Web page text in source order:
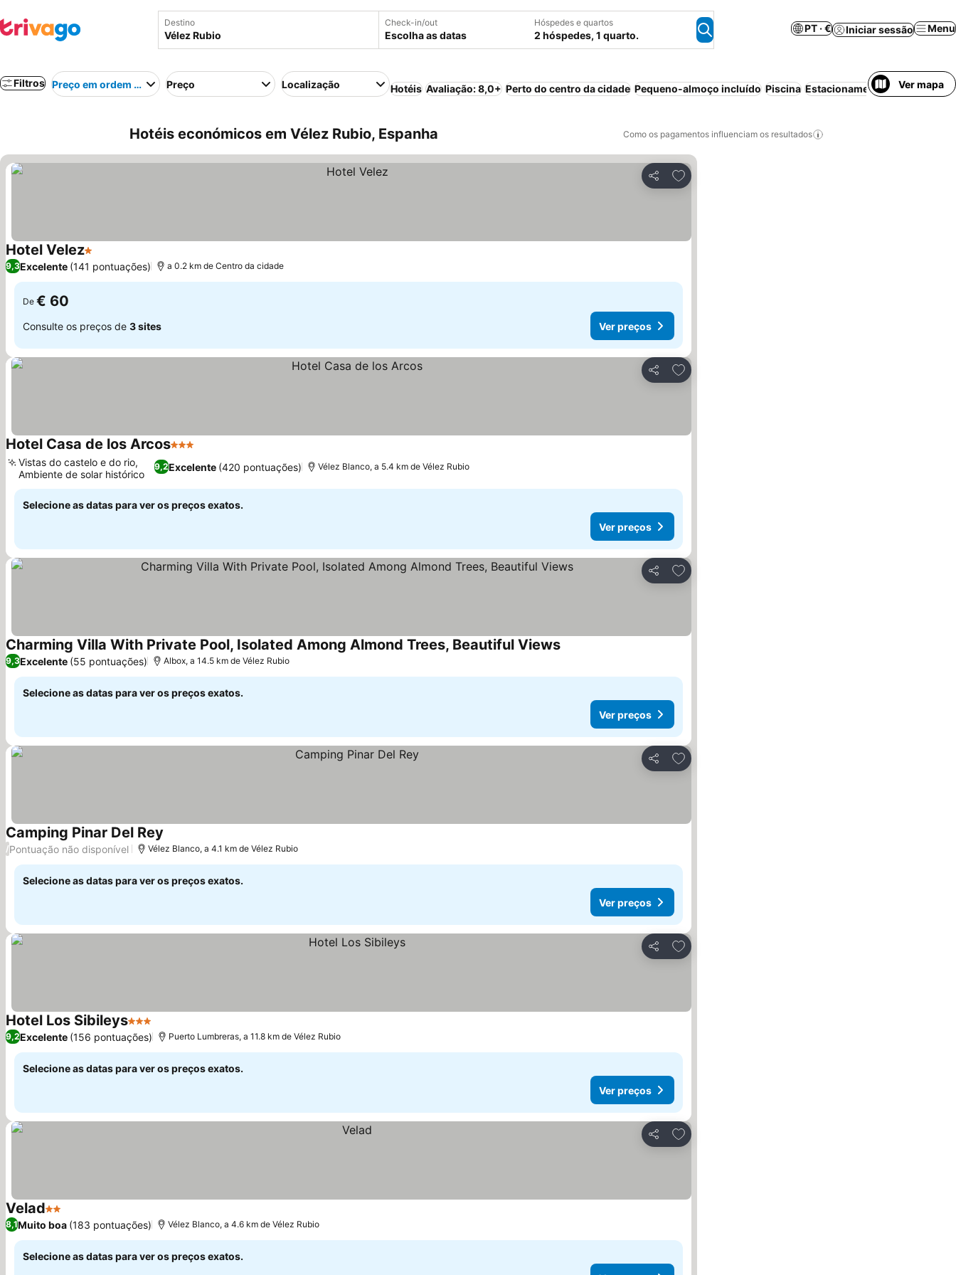
Destino Check-in/out
Escolha as datas
Hóspedes e quartos
2 hóspedes, 1 quarto.
PT · € Iniciar sessão Menu
Filtros Preço em ordem crescentePreço Localização Hotéis Avaliação: 8,0+ Perto do centro da cidade Pequeno-almoço incluído Piscina Estacionamento Aparthotel
Ver mapa
Hotéis económicos em Vélez Rubio, Espanha Como os pagamentos influenciam os resultados
Partilhar
Adicionar aos favoritos
Hotel Velez1 Estrelas
9,3Excelente (141 pontuações) a 0.2 km de Centro da cidade
De € 60
Consulte os preços de 3 sites Ver preços
Partilhar
Adicionar aos favoritos
Hotel Casa de los Arcos3 Estrelas
9,2Excelente (420 pontuações)
Vistas do castelo e do rio,
Ambiente de solar histórico
Vélez Blanco, a 5.4 km de Vélez Rubio
Selecione as datas para ver os preços exatos.
Ver preços
Partilhar
Adicionar aos favoritos
Charming Villa With Private Pool, Isolated Among Almond Trees, Beautiful ViewsVer preços
9,3Excelente (55 pontuações) Albox, a 14.5 km de Vélez Rubio
Selecione as datas para ver os preços exatos.
Ver preços
Partilhar
Adicionar aos favoritos
Camping Pinar Del Rey
/Pontuação não disponível Vélez Blanco, a 4.1 km de Vélez Rubio
Selecione as datas para ver os preços exatos.
Ver preços
Partilhar
Adicionar aos favoritos
Hotel Los Sibileys3 EstrelasVer preços
9,2Excelente (156 pontuações) Puerto Lumbreras, a 11.8 km de Vélez Rubio
Selecione as datas para ver os preços exatos.
Ver preços
Partilhar
Adicionar aos favoritos
Velad2 Estrelas
8,1Muito boa (183 pontuações) Vélez Blanco, a 4.6 km de Vélez Rubio
Selecione as datas para ver os preços exatos.